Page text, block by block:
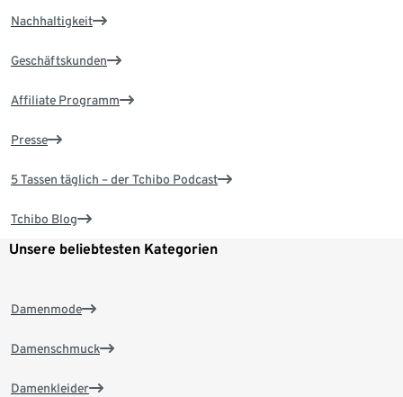
Nachhaltigkeit
Geschäftskunden
Affiliate Programm
Presse
5 Tassen täglich – der Tchibo Podcast
Tchibo Blog
Unsere beliebtesten Kategorien
Damenmode
Damenschmuck
Damenkleider